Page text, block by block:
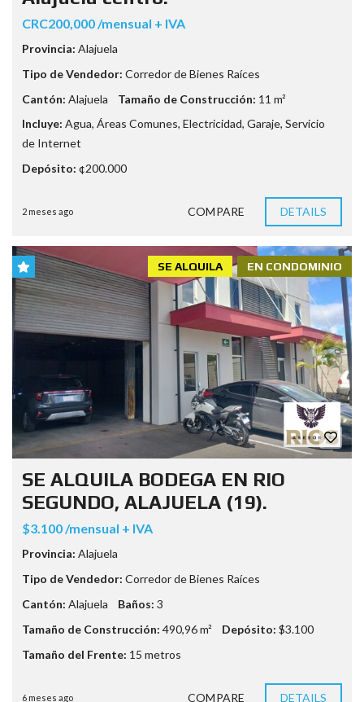
CRC200,000 /mensual + IVA
Provincia: Alajuela
Tipo de Vendedor: Corredor de Bienes Raíces
Cantón: Alajuela Tamaño de Construcción: 11 m²
Incluye: Agua, Áreas Comunes, Electricidad, Garaje, Servicio
de Internet
Depósito: ¢200.000
2 meses ago COMPARE DETAILS
EN CONDOMINIO
SE ALQUILA
SE ALQUILA BODEGA EN RIO
SEGUNDO, ALAJUELA (19).
$3.100 /mensual + IVA
Provincia: Alajuela
Tipo de Vendedor: Corredor de Bienes Raíces
Cantón: Alajuela Baños: 3
Tamaño de Construcción: 490,96 m² Depósito: $3.100
Tamaño del Frente: 15 metros
6 meses ago COMPARE DETAILS